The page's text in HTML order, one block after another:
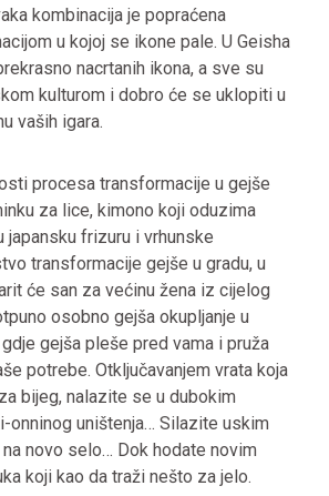
kombinacija je popraćena
u kojoj se ikone pale. U Geisha
nacrtanih ikona, a sve su
kulturom i dobro će se uklopiti u
vaših igara.
procesa transformacije u gejše
za lice, kimono koji oduzima
japansku frizuru i vrhunske
transformacije gejše u gradu, u
će san za većinu žena iz cijelog
osobno gejša okupljanje u
gejša pleše pred vama i pruža
potrebe. Otključavanjem vrata koja
bijeg, nalazite se u dubokim
onninog uništenja… Silazite uskim
novo selo… Dok hodate novim
koji kao da traži nešto za jelo.